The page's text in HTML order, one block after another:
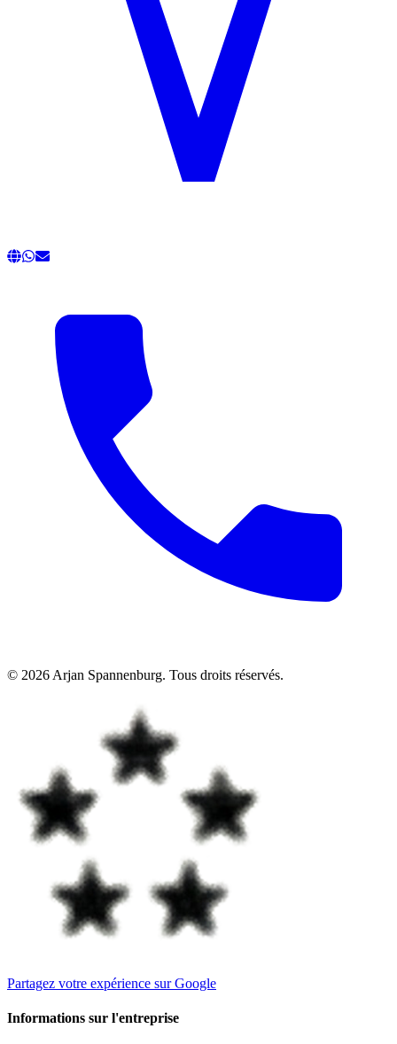
© 2026 Arjan Spannenburg. Tous droits réservés.
Partagez votre expérience sur Google
Informations sur l'entreprise